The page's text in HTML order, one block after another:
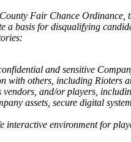
Fair Chance Ordinance,
a basis for disqualifying
and sensitive
with others, including Rioters
vendors, and/or players,
assets, secure digital
interactive environment for